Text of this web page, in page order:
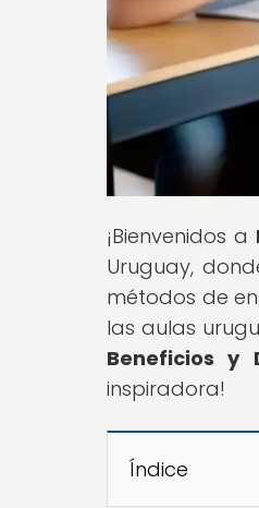
¡Bienvenidos a
Uruguay,
métodos de
las aulas
Beneficios y
inspiradora!
Índice